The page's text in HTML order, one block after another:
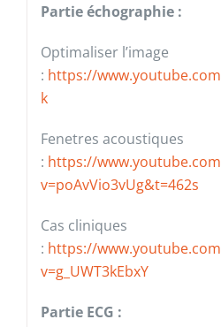
Partie échographie :
Optimaliser l’image
: https://
k
Fenetres acoustiques
: https://
v=poAvVio3vUg&t=462s
Cas cliniques
: https://
v=g_UWT3kEbxY
Partie ECG :